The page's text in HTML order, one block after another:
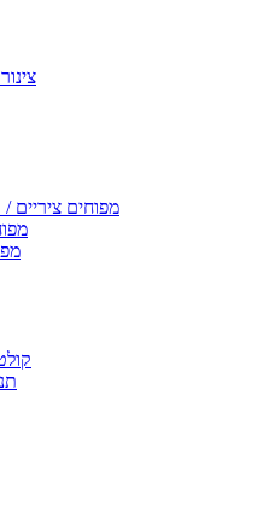
מפוחים ציריים